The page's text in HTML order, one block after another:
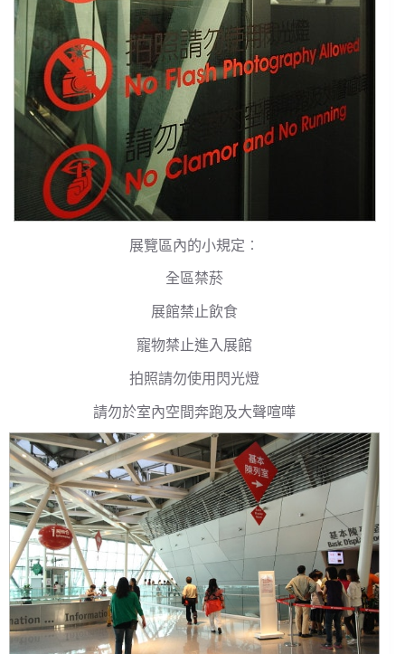
展覽區內的小規定︰
全區禁菸
展館禁止飲食
寵物禁止進入展館
拍照請勿使用閃光燈
請勿於室內空間奔跑及大聲喧嘩